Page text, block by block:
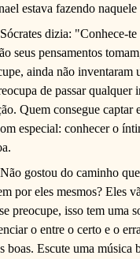
estava fazendo
Sócrates dizia: "Conhece-
seus pensamentos
ainda não inventaram
de passar qualquer
Quem consegue captar
especial: conhecer o
Não gostou do caminho
por eles mesmos? Eles
preocupe, isso tem uma
o entre o certo e o
boas. Escute uma música